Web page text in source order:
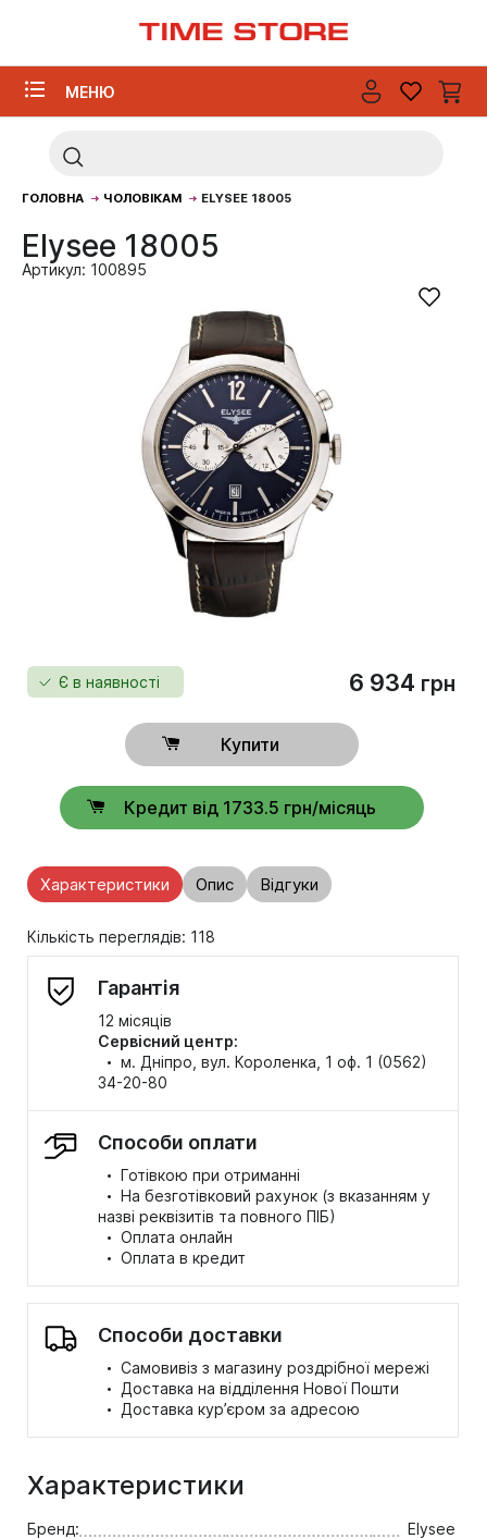
МЕНЮ
ГОЛОВНА ЧОЛОВІКАМ ELYSEE 18005
Elysee 18005
Артикул: 100895
Є в наявності 6 934 грн
Купити
Кредит від 1733.5 грн/місяць
Характеристики Опис Відгуки
Кількість переглядів: 118
Гарантія
12 місяців
Сервісний центр:
· м. Дніпро, вул. Короленка, 1 оф. 1 (0562)
34-20-80
Способи оплати
· Готівкою при отриманні
· На безготівковий рахунок (з вказанням у
назві реквізитів та повного ПІБ)
· Оплата онлайн
· Оплата в кредит
Способи доставки
· Самовивіз з магазину роздрібної мережі
· Доставка на відділення Нової Пошти
· Доставка кур’єром за адресою
Характеристики
Бренд:
Elysee